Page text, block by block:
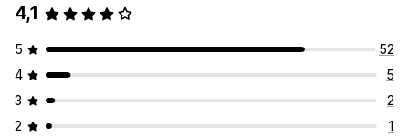
4,1
5
52
4
5
3
2
2
1